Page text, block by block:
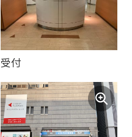
受付
website
will
be
translated
mechanically,
so
it